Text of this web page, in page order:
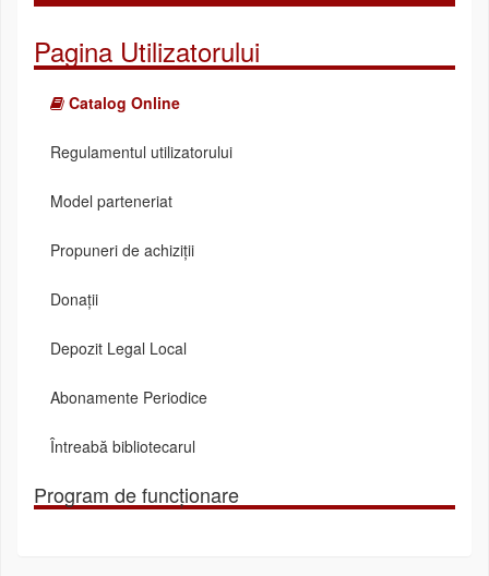
Pagina Utilizatorului
Catalog Online
Regulamentul utilizatorului
Model parteneriat
Propuneri de achiziții
Donații
Depozit Legal Local
Abonamente Periodice
Întreabă bibliotecarul
Program de funcționare